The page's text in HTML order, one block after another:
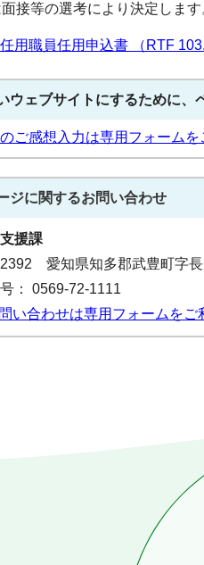
接等の選考により決定します
用職員任用申込書 （RTF
ウェブサイトにするために、
ご感想入力は専用フォームを
ジに関するお問い合わせ
援課
愛知県知多郡武豊町字
： 0569-72-1111
い合わせは専用フォームをご